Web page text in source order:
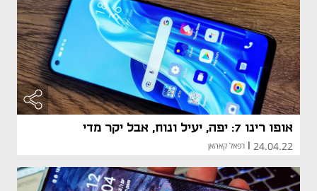
אופו רינו 7: יפה, יעיל ונוח, אבל יקר מדי
24.04.22 רפאל קאהאן